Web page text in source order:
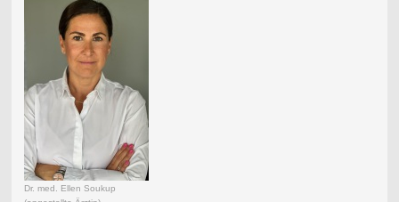
Dr. med. Ellen Soukup